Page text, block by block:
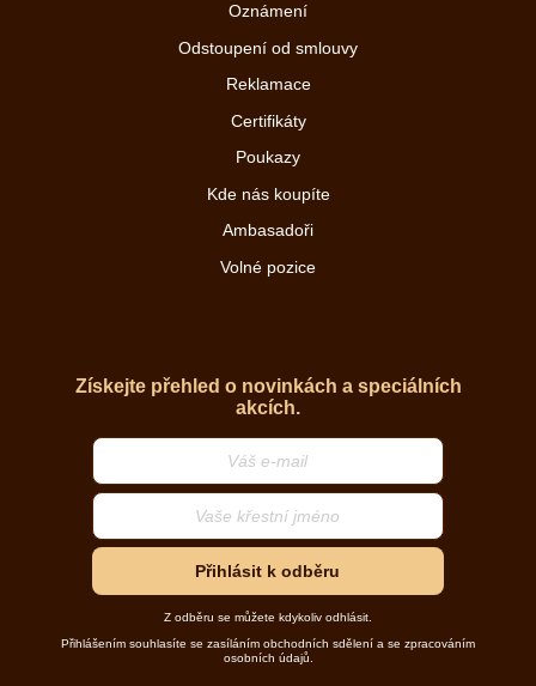
Oznámení
Odstoupení od smlouvy
Reklamace
Certifikáty
Poukazy
Kde nás koupíte
Ambasadoři
Volné pozice
Získejte přehled o novinkách a speciálních
akcích.
Přihlásit k odběru
Z odběru se můžete kdykoliv odhlásit.
Přihlášením souhlasíte se zasíláním obchodních sdělení a se zpracováním
osobních údajů.